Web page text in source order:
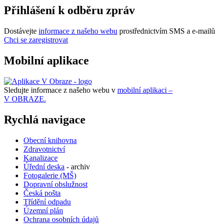
Přihlášení k odběru zpráv
Dostávejte informace z našeho webu prostřednictvím SMS a e-mailů
Chci se zaregistrovat
Mobilní aplikace
Sledujte informace z našeho webu v mobilní aplikaci –
V OBRAZE.
Rychlá navigace
Obecní knihovna
Zdravotnictví
Kanalizace
Úřední deska - archiv
Fotogalerie (MŠ)
Dopravní obslužnost
Česká pošta
Třídění odpadu
Územní plán
Ochrana osobních údajů